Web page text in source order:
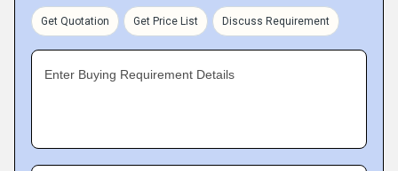
Key Facts About Vulpera
Get Quotation Get Price List Discuss Requirement
Enter Buying Requirement Details